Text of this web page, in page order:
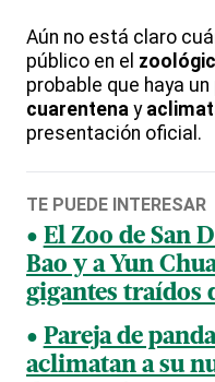
Aún no está claro
público en el
probable que haya
cuarentena y
presentación oficial.
TE PUEDE INTERESAR
El Zoo de San
Bao y a Yun
gigantes traídos
Pareja de
aclimatan a su